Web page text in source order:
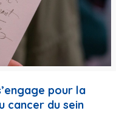
pour la
cancer du sein